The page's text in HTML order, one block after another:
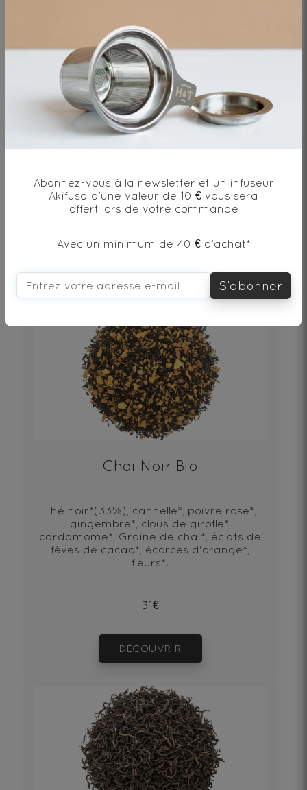
Ingrédients
Thé noir* - Origine Laos
* produit issu de l'agriculture biologique
vous aimerez aussi...
Chai Noir Bio
Thé noir*(33%), cannelle*, poivre rose*,
gingembre*, clous de girofle*,
cardamome*, Graine de chai*, éclats de
fèves de cacao*, écorces d'orange*,
fleurs*.
31€
DÉCOUVRIR
Abonnez-vous à la newsletter et un infuseur
Akifusa d’une valeur de 10 € vous sera
offert lors de votre commande
Avec un minimum de 40 € d’achat*
S'abonner